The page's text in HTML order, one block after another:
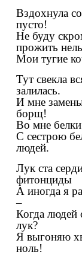
Вздохнула
пусто!
Не буду
прожить
Мои тугие
Тут свекла
залилась.
И мне
борщ!
Во мне
С сестрою
людей.
Лук ста
фитонциды
А иногда я
–
Когда людей
лук?
Я выгоняю
ноль!